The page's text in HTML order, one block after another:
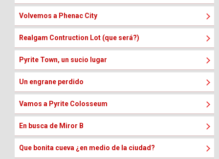
Volvemos a Phenac City
Realgam Contruction Lot (que será?)
Pyrite Town, un sucio lugar
Un engrane perdido
Vamos a Pyrite Colosseum
En busca de Miror B
Que bonita cueva ¿en medio de la ciudad?